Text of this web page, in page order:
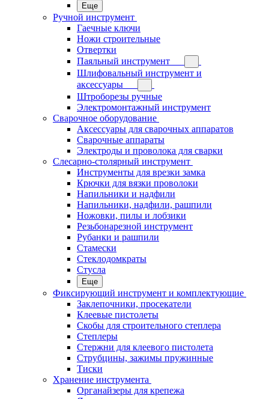
Еще
Ручной инструмент
Гаечные ключи
Ножи строительные
Отвертки
Паяльный инструмент
Шлифовальный инструмент и
аксессуары
Штроборезы ручные
Электромонтажный инструмент
Сварочное оборудование
Аксессуары для сварочных аппаратов
Сварочные аппараты
Электроды и проволока для сварки
Слесарно-столярный инструмент
Инструменты для врезки замка
Крючки для вязки проволоки
Напильники и надфили
Напильники, надфили, рашпили
Ножовки, пилы и лобзики
Резьбонарезной инструмент
Рубанки и рашпили
Стамески
Стеклодомкраты
Стусла
Еще
Фиксирующий инструмент и комплектующие
Заклепочники, просекатели
Клеевые пистолеты
Скобы для строительного степлера
Степлеры
Стержни для клеевого пистолета
Струбцины, зажимы пружинные
Тиски
Хранение инструмента
Органайзеры для крепежа